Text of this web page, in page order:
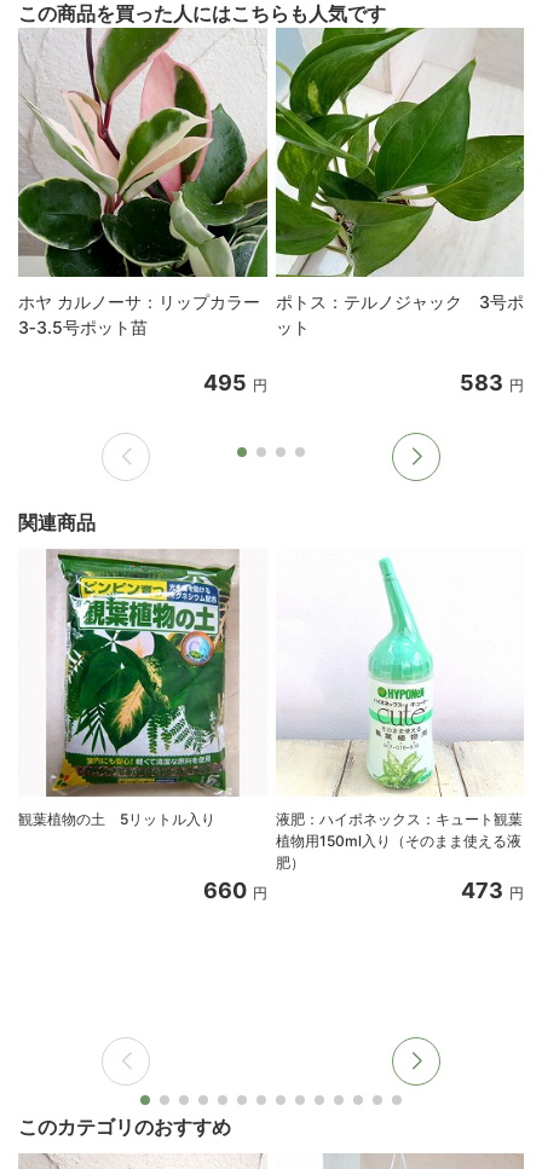
この商品を買った人にはこちらも人気です
ホヤ カルノーサ：リップカラー
3‐3.5号ポット苗
495 円
ポトス：テルノジャック 3号ポ
ット
583 円
関連商品
観葉植物の土 5リットル入り
660 円
液肥：ハイポネックス：キュート観葉
植物用150ml入り（そのまま使える液
肥）
473 円
このカテゴリのおすすめ